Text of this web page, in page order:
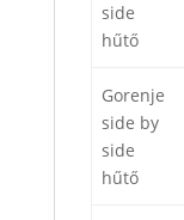
side
hűtő
Gorenje
side by
side
hűtő